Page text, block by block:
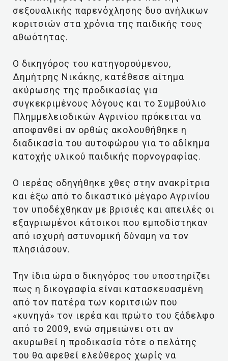
σεξουαλικής παρενόχλησης δυο ανήλικων
κοριτσιών στα χρόνια της παιδικής τους
αθωότητας.
Ο δικηγόρος του κατηγορούμενου,
Δημήτρης Νικάκης, κατέθεσε αίτημα
ακύρωσης της προδικασίας για
συγκεκριμένους λόγους και το Συμβούλιο
Πλημμελειοδικών Αγρινίου πρόκειται να
αποφανθεί αν ορθώς ακολουθήθηκε η
διαδικασία του αυτοφώρου για το αδίκημα
κατοχής υλικού παιδικής πορνογραφίας.
Ο ιερέας οδηγήθηκε χθες στην ανακρίτρια
και έξω από το δικαστικό μέγαρο Αγρινίου
τον υποδέχθηκαν με βρισιές και απειλές οι
εξαγριωμένοι κάτοικοι που εμποδίστηκαν
από ισχυρή αστυνομική δύναμη να τον
πλησιάσουν.
Την ίδια ώρα ο δικηγόρος του υποστηρίζει
πως η δικογραφία είναι κατασκευασμένη
από τον πατέρα των κοριτσιών που
«κυνηγά» τον ιερέα και πρώτο του ξάδελφο
από το 2009, ενώ σημειώνει οτι αν
ακυρωθεί η προδικασία τότε ο πελάτης
του θα αφεθεί ελεύθερος χωρίς να